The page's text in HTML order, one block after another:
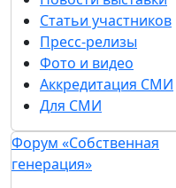
Статьи участников
Пресс-релизы
Фото и видео
Аккредитация СМИ
Для СМИ
Форум «Собственная
генерация»